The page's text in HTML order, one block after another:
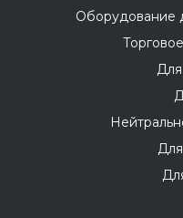
Оборудование